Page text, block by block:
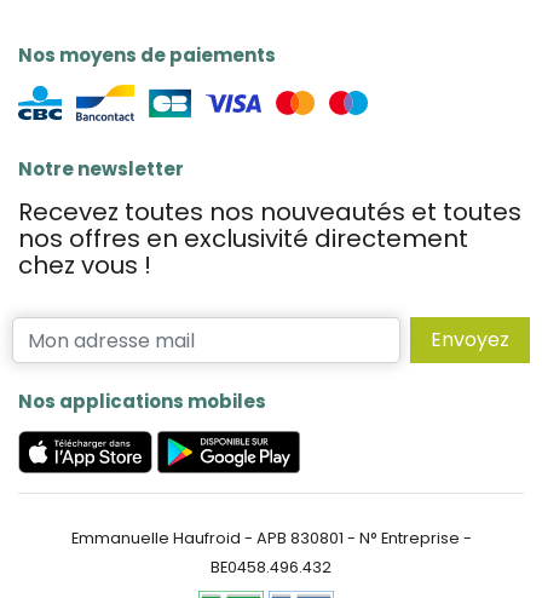
Nos moyens de paiements
Notre newsletter
Recevez toutes nos nouveautés et toutes
nos offres en exclusivité directement
chez vous !
Envoyez
Nos applications mobiles
Emmanuelle Haufroid - APB 830801 - N° Entreprise -
BE0458.496.432